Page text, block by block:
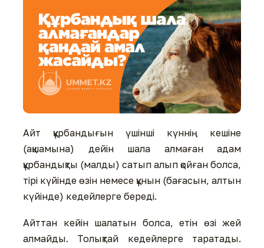
Айт құрбандығын үшінші күннің кешіне
(ақшамына) дейін шала алмаған адам
құрбандықты (малды) сатып алып қойған болса,
тірі күйінде өзін немесе құнын (бағасын, алтын
күйінде) кедейлерге береді.
Айттан кейін шалатын болса, етін өзі жей
алмайды. Толықтай кедейлерге таратады.